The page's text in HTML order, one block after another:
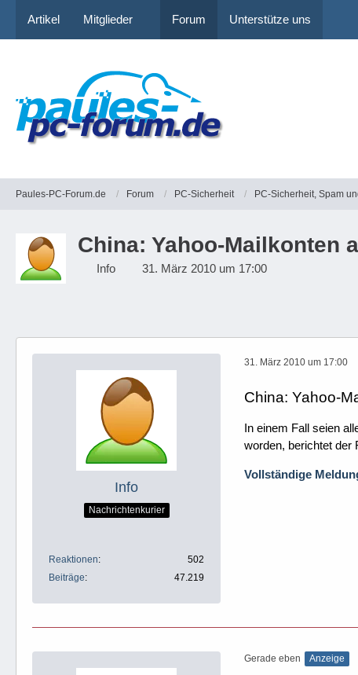
Artikel Mitglieder Forum Unterstütze uns
Paules-PC-Forum.de Forum PC-Sicherheit PC-Sicherheit, Spam
China: Yahoo-Mailkonten
Info 31. März 2010 um 17:00
Info
Nachrichtenkurier
Reaktionen
502
Beiträge
47.219
31. März 2010 um 17:00
China: Yahoo-
In einem Fall seien
worden, berichtet der
Vollständige
Gerade eben Anzeige